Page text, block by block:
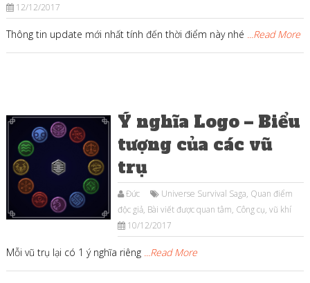
12/12/2017
Thông tin update mới nhất tính đến thời điểm này nhé ...Read More
Ý nghĩa Logo – Biểu
tượng của các vũ
trụ
Đức Universe Survival Saga, Quan điểm
độc giả, Bài viết được quan tâm, Công cụ, vũ khí
10/12/2017
Mỗi vũ trụ lại có 1 ý nghĩa riêng ...Read More